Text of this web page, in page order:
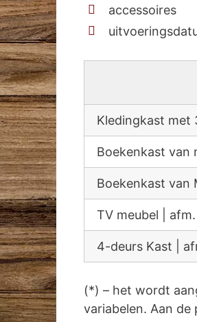
accessoires
Kledingkast met
Boekenkast van
Boekenkast van
TV meubel |
4-deurs Kast |
(*) – het wordt
variabelen. Aan